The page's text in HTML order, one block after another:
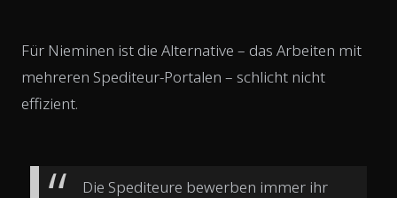
Für Nieminen ist die Alternative – das Arbeiten mit
mehreren Spediteur-Portalen – schlicht nicht
effizient.
Die Spediteure bewerben immer ihr